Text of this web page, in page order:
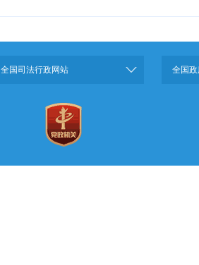
全国司法行政网站 全国